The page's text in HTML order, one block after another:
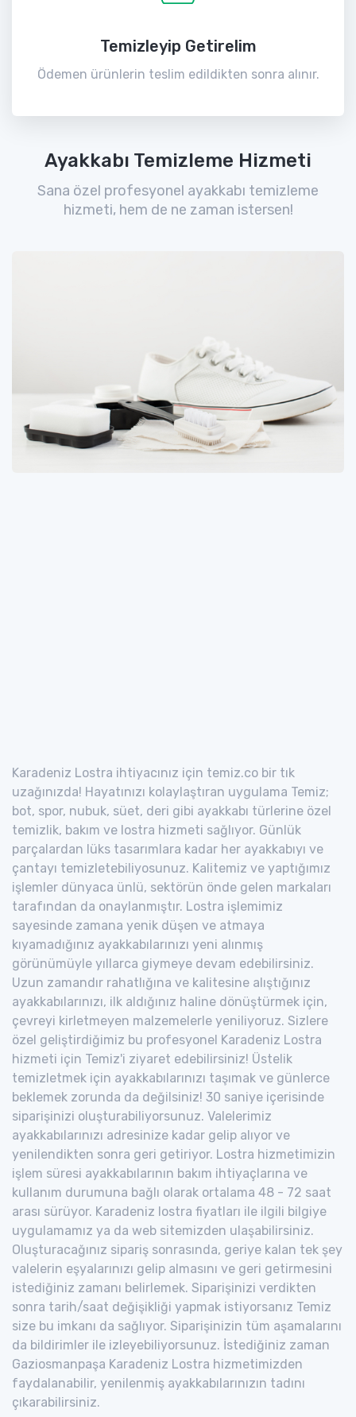
Temizleyip Getirelim
Ödemen ürünlerin teslim edildikten sonra alınır.
Ayakkabı Temizleme Hizmeti
Sana özel profesyonel ayakkabı temizleme
hizmeti, hem de ne zaman istersen!
Karadeniz Lostra ihtiyacınız için temiz.co bir tık
uzağınızda! Hayatınızı kolaylaştıran uygulama Temiz;
bot, spor, nubuk, süet, deri gibi ayakkabı türlerine özel
temizlik, bakım ve lostra hizmeti sağlıyor. Günlük
parçalardan lüks tasarımlara kadar her ayakkabıyı ve
çantayı temizletebiliyosunuz. Kalitemiz ve yaptığımız
işlemler dünyaca ünlü, sektörün önde gelen markaları
tarafından da onaylanmıştır. Lostra işlemimiz
sayesinde zamana yenik düşen ve atmaya
kıyamadığınız ayakkabılarınızı yeni alınmış
görünümüyle yıllarca giymeye devam edebilirsiniz.
Uzun zamandır rahatlığına ve kalitesine alıştığınız
ayakkabılarınızı, ilk aldığınız haline dönüştürmek için,
çevreyi kirletmeyen malzemelerle yeniliyoruz. Sizlere
özel geliştirdiğimiz bu profesyonel Karadeniz Lostra
hizmeti için Temiz'i ziyaret edebilirsiniz! Üstelik
temizletmek için ayakkabılarınızı taşımak ve günlerce
beklemek zorunda da değilsiniz! 30 saniye içerisinde
siparişinizi oluşturabiliyorsunuz. Valelerimiz
ayakkabılarınızı adresinize kadar gelip alıyor ve
yenilendikten sonra geri getiriyor. Lostra hizmetimizin
işlem süresi ayakkabılarının bakım ihtiyaçlarına ve
kullanım durumuna bağlı olarak ortalama 48 - 72 saat
arası sürüyor. Karadeniz lostra fiyatları ile ilgili bilgiye
uygulamamız ya da web sitemizden ulaşabilirsiniz.
Oluşturacağınız sipariş sonrasında, geriye kalan tek şey
valelerin eşyalarınızı gelip almasını ve geri getirmesini
istediğiniz zamanı belirlemek. Siparişinizi verdikten
sonra tarih/saat değişikliği yapmak istiyorsanız Temiz
size bu imkanı da sağlıyor. Siparişinizin tüm aşamalarını
da bildirimler ile izleyebiliyorsunuz. İstediğiniz zaman
Gaziosmanpaşa Karadeniz Lostra hizmetimizden
faydalanabilir, yenilenmiş ayakkabılarınızın tadını
çıkarabilirsiniz.